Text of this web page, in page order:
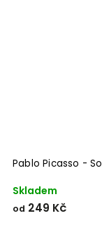
Pablo Picasso -
Skladem
od 249 Kč